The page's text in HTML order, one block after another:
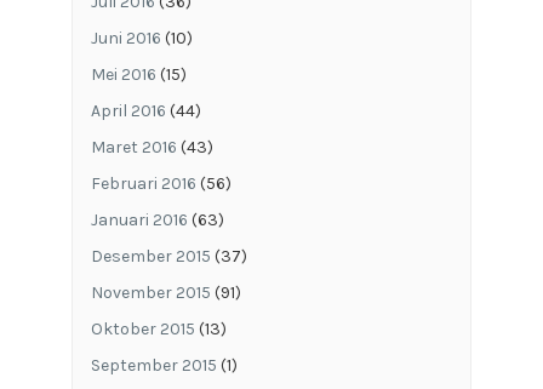
Juni 2016 (10)
Mei 2016 (15)
April 2016 (44)
Maret 2016 (43)
Februari 2016 (56)
Januari 2016 (63)
Desember 2015 (37)
November 2015 (91)
Oktober 2015 (13)
September 2015 (1)